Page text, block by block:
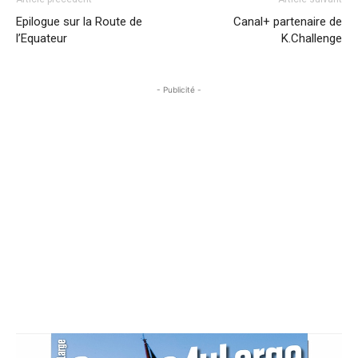
Epilogue sur la Route de
l’Equateur
Canal+ partenaire de
K.Challenge
- Publicité -